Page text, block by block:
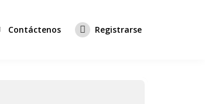
Contáctenos Registrarse